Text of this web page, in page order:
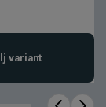
och
variant